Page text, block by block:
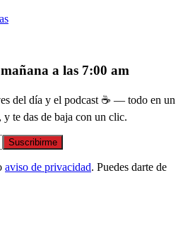
a las 7:00 am
del día y el podcast ☕ — todo en un
te das de baja con un clic.
Suscribirme
aviso de privacidad. Puedes darte de